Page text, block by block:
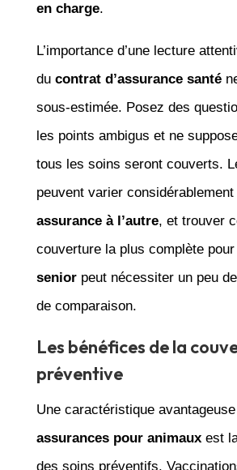
en charge.
L’importance d’une lecture
du contrat d’assurance santé
sous-estimée. Posez des
les points ambigus et ne
tous les soins seront couverts.
peuvent varier considérablement
assurance à l’autre, et trouver
couverture la plus complète
seniorpeut nécessiter un peu
de comparaison.
Les bénéfices de la
préventive
Une caractéristique
assurances pour animauxest
des soins préventifs.